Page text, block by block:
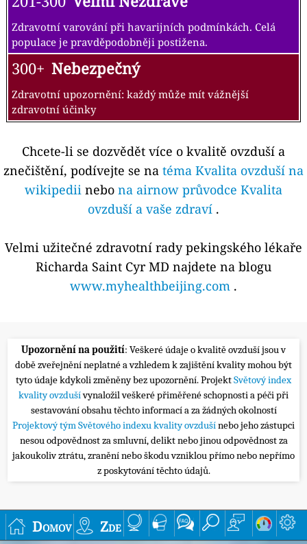
Zdravotní varování při havarijních podmínkách. Celá
populace je pravděpodobněji postižena.
300+ Nebezpečný
Zdravotní upozornění: každý může mít vážnější
zdravotní účinky
Chcete-li se dozvědět více o kvalitě ovzduší a
znečištění, podívejte se na téma Kvalita ovzduší na
wikipedii nebo na airnow průvodce Kvalita
ovzduší a vaše zdraví .
Velmi užitečné zdravotní rady pekingského lékaře
Richarda Saint Cyr MD najdete na blogu
www.myhealthbeijing.com .
Upozornění na použití: Veškeré údaje o kvalitě ovzduší jsou v
době zveřejnění neplatné a vzhledem k zajištění kvality mohou být
tyto údaje kdykoli změněny bez upozornění. ProjektSvětový index
kvality ovzdušívynaložil veškeré přiměřené schopnosti a péči při
sestavování obsahu těchto informací a za žádných okolností
Projektový tým Světového indexu kvality ovzdušínebo jeho zástupci
nesou odpovědnost za smluvní, delikt nebo jinou odpovědnost za
jakoukoliv ztrátu, zranění nebo škodu vzniklou přímo nebo nepřímo
z poskytování těchto údajů.
Domov Zde